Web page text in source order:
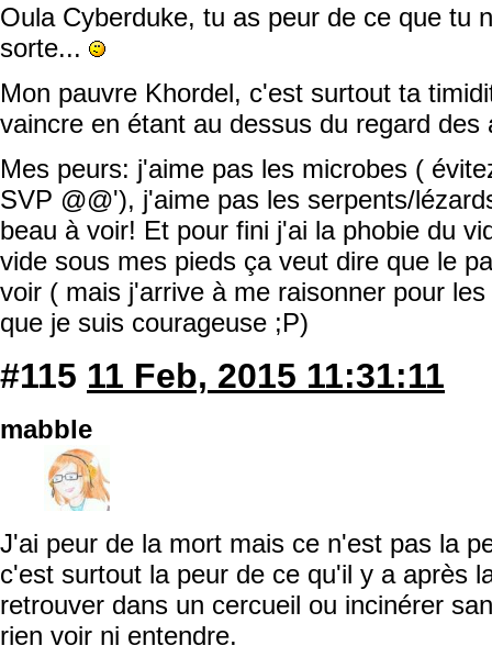
Oula Cyberduke, tu as peur de ce que tu
sorte...
Mon pauvre Khordel, c'est surtout ta
vaincre en étant au dessus du regard des
Mes peurs: j'aime pas les microbes (
SVP @@'), j'aime pas les serpents/
beau à voir! Et pour fini j'ai la phobie du
vide sous mes pieds ça veut dire que le
voir ( mais j'arrive à me raisonner pour
que je suis courageuse ;P)
#115 11 Feb, 2015 11:31:11
mabble
J'ai peur de la mort mais ce n'est pas la
c'est surtout la peur de ce qu'il y a après
retrouver dans un cercueil ou incinérer
rien voir ni entendre.